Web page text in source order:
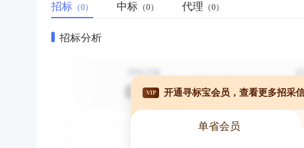
招标 （0） 中标 （0） 代理 （0）
招标分析
VIP 开通寻标宝会员，查看更多招采
单省会员